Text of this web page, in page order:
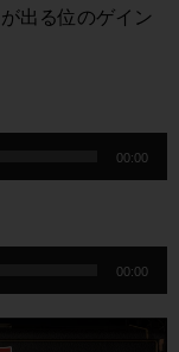
が出る位のゲイン
00:00
00:00